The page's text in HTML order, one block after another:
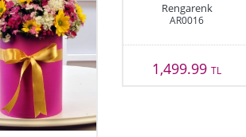
Rengarenk
AR0016
1,499.99TL